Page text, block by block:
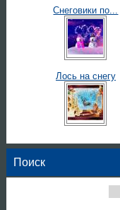
Снеговики по...
Лось на снегу
Поиск